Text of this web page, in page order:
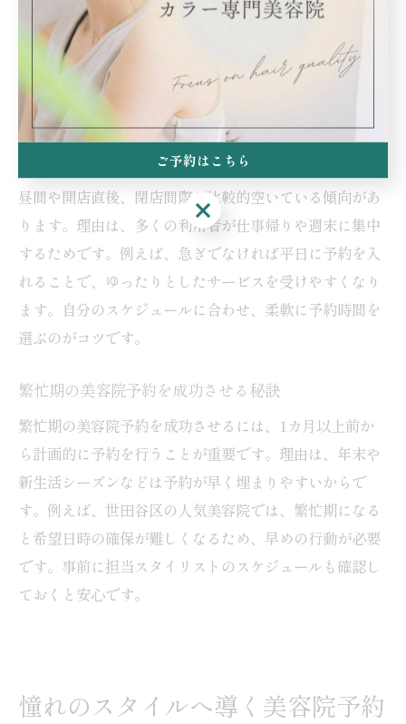
ります。また、世田谷区の美容院では、公式サイトや
SNSで当日枠の案内をしている場合もあるため、定期的
なチェックがポイントです。
世田谷区の美容院でベストな予約タイミング
世田谷区の美容院でベストな予約タイミングは、平日の
昼間や開店直後、閉店間際が比較的空いている傾向があ
ります。理由は、多くの利用者が仕事帰りや週末に集中
するためです。例えば、急ぎでなければ平日に予約を入
れることで、ゆったりとしたサービスを受けやすくなり
ます。自分のスケジュールに合わせ、柔軟に予約時間を
選ぶのがコツです。
繁忙期の美容院予約を成功させる秘訣
繁忙期の美容院予約を成功させるには、1カ月以上前か
ら計画的に予約を行うことが重要です。理由は、年末や
新生活シーズンなどは予約が早く埋まりやすいからで
す。例えば、世田谷区の人気美容院では、繁忙期になる
と希望日時の確保が難しくなるため、早めの行動が必要
です。事前に担当スタイリストのスケジュールも確認し
ておくと安心です。
憧れのスタイルへ導く美容院予約
ご予約はこちら
ご予約はこちら